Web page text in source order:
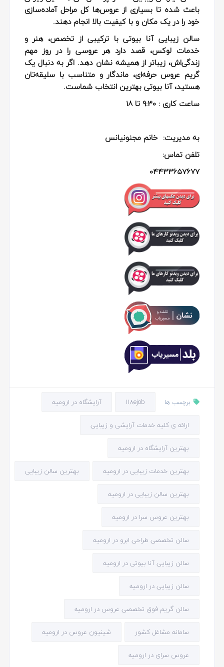
باعث شده تا بسیاری از عروس‌ها کل مراحل آماده‌سازی
خود را در یک مکان و با کیفیت بالا انجام دهند.
سالن زیبایی آنا بیوتی با ترکیبی از تخصص، هنر و
خدمات لوکس، قصد دارد هر عروسی را در روز مهم
زندگی‌اش، زیباتر از همیشه نشان دهد. اگر به دنبال یک
گریم عروس حرفه‌ای، ماندگار و متناسب با سلیقه‌تان
هستید، آنا بیوتی بهترین انتخاب شماست.
ساعت کاری :
به مدیریت: خانم مجنونیانس
تلفن تماس:
04433657677
برچسب ها 118ejob آرایشگاه در ارومیه
ارائه ی کلیه خدمات آرایشی و زیبایی
بهترین آرایشگاه در ارومیه
بهترین خدمات زیبایی در ارومیه بهترین سالن زیبایی
بهترین سالن زیبایی در ارومیه
بهترین عروس سرا در ارومیه
سالن تخصصی طراحی ابرو در ارومیه
سالن زیبایی آنا بیوتی در ارومیه
سالن زیبایی در ارومیه
سالن گریم فوق تخصصی عروس در ارومیه
سامانه مشاغل کشور شینیون عروس در ارومیه
عروس سرای در ارومیه